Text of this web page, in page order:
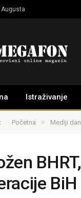
Istraživanje
Početna » Mediji